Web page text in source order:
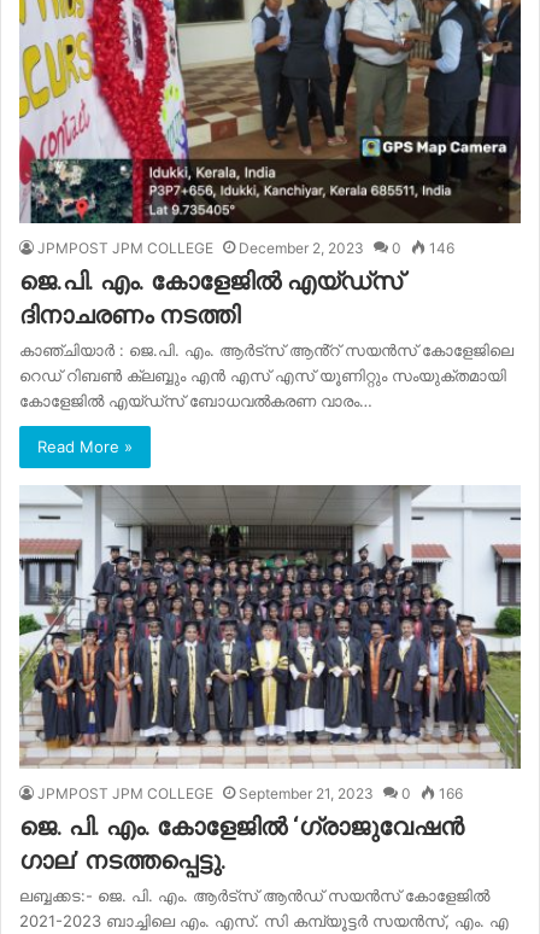
JPMPOST JPM COLLEGE December 2, 2023 0 146
ജെ.പി. എം. കോളേജിൽ എയ്ഡ്സ്
ദിനാചരണം നടത്തി
കാഞ്ചിയാർ : ജെ.പി. എം. ആർട്സ് ആൻ്റ് സയൻസ് കോളേജിലെ
റെഡ് റിബൺ ക്ലബ്ബും എൻ എസ് എസ് യൂണിറ്റും സംയുക്തമായി
കോളേജിൽ എയ്ഡ്സ് ബോധവൽകരണ വാരം…
Read More »
JPMPOST JPM COLLEGE September 21, 2023 0 166
ജെ. പി. എം. കോളേജിൽ ‘ഗ്രാജുവേഷൻ
ഗാല’ നടത്തപ്പെട്ടു.
ലബ്ബക്കട:- ജെ. പി. എം. ആർട്സ് ആൻഡ് സയൻസ് കോളേജിൽ
2021-2023 ബാച്ചിലെ എം. എസ്. സി കമ്പ്യൂട്ടർ സയൻസ്, എം. എ